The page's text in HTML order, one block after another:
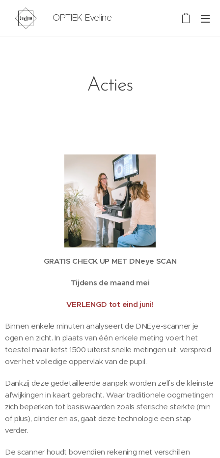
OPTIEK Eveline
Acties
GRATIS CHECK UP MET DNeye SCAN
Tijdens de maand mei
VERLENGD tot eind juni!
Binnen enkele minuten analyseert de DNEye-scanner je
ogen en zicht. In plaats van één enkele meting voert het
toestel maar liefst 1500 uiterst snelle metingen uit, verspreid
over het volledige oppervlak van de pupil.
Dankzij deze gedetailleerde aanpak worden zelfs de kleinste
afwijkingen in kaart gebracht. Waar traditionele oogmetingen
zich beperken tot basiswaarden zoals sferische sterkte (min
of plus), cilinder en as, gaat deze technologie een stap
verder.
De scanner houdt bovendien rekening met verschillen